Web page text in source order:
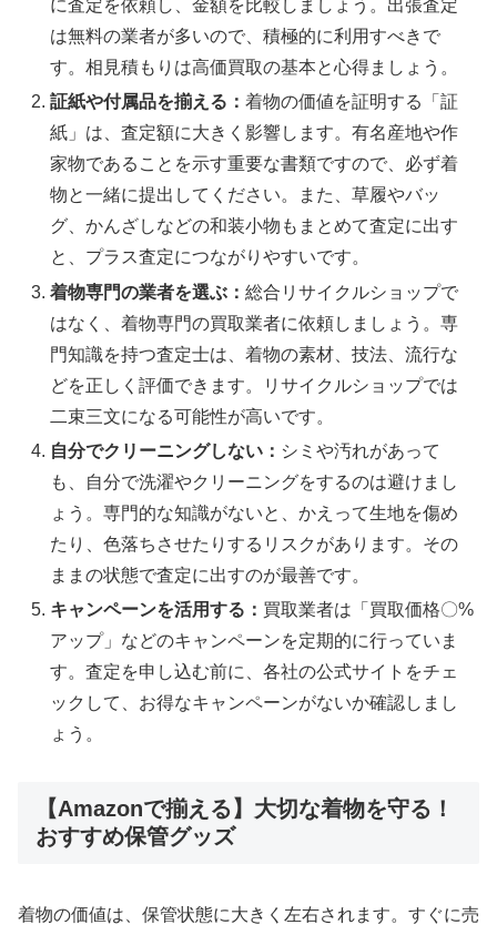
に査定を依頼し、金額を比較しましょう。出張査定
は無料の業者が多いので、積極的に利用すべきで
す。相見積もりは高価買取の基本と心得ましょう。
証紙や付属品を揃える：着物の価値を証明する「証
紙」は、査定額に大きく影響します。有名産地や作
家物であることを示す重要な書類ですので、必ず着
物と一緒に提出してください。また、草履やバッ
グ、かんざしなどの和装小物もまとめて査定に出す
と、プラス査定につながりやすいです。
着物専門の業者を選ぶ：総合リサイクルショップで
はなく、着物専門の買取業者に依頼しましょう。専
門知識を持つ査定士は、着物の素材、技法、流行な
どを正しく評価できます。リサイクルショップでは
二束三文になる可能性が高いです。
自分でクリーニングしない： シミや汚れがあって
も、自分で洗濯やクリーニングをするのは避けまし
ょう。専門的な知識がないと、かえって生地を傷め
たり、色落ちさせたりするリスクがあります。その
ままの状態で査定に出すのが最善です。
キャンペーンを活用する： 買取業者は「買取価格〇%
アップ」などのキャンペーンを定期的に行っていま
す。査定を申し込む前に、各社の公式サイトをチェ
ックして、お得なキャンペーンがないか確認しまし
ょう。
【Amazonで揃える】大切な着物を守る！
おすすめ保管グッズ
着物の価値は、保管状態に大きく左右されます。すぐに売